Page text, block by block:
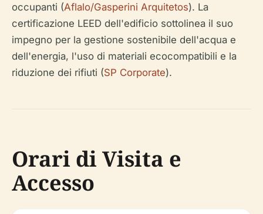
occupanti (Aflalo/Gasperini Arquitetos). La
certificazione LEED dell'edificio sottolinea il suo
impegno per la gestione sostenibile dell'acqua e
dell'energia, l'uso di materiali ecocompatibili e la
riduzione dei rifiuti (SP Corporate).
Orari di Visita e
Accesso